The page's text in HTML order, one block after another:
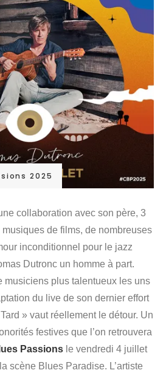
2025
collaboration avec son père, 3
de films, de nombreuses
inconditionnel pour le jazz
Dutronc un homme à part.
musiciens plus talentueux les uns
du live de son dernier effort
» vaut réellement le détour. Un
festives que l’on retrouvera
Passions le vendredi 4 juillet
scène Blues Paradise. L’artiste